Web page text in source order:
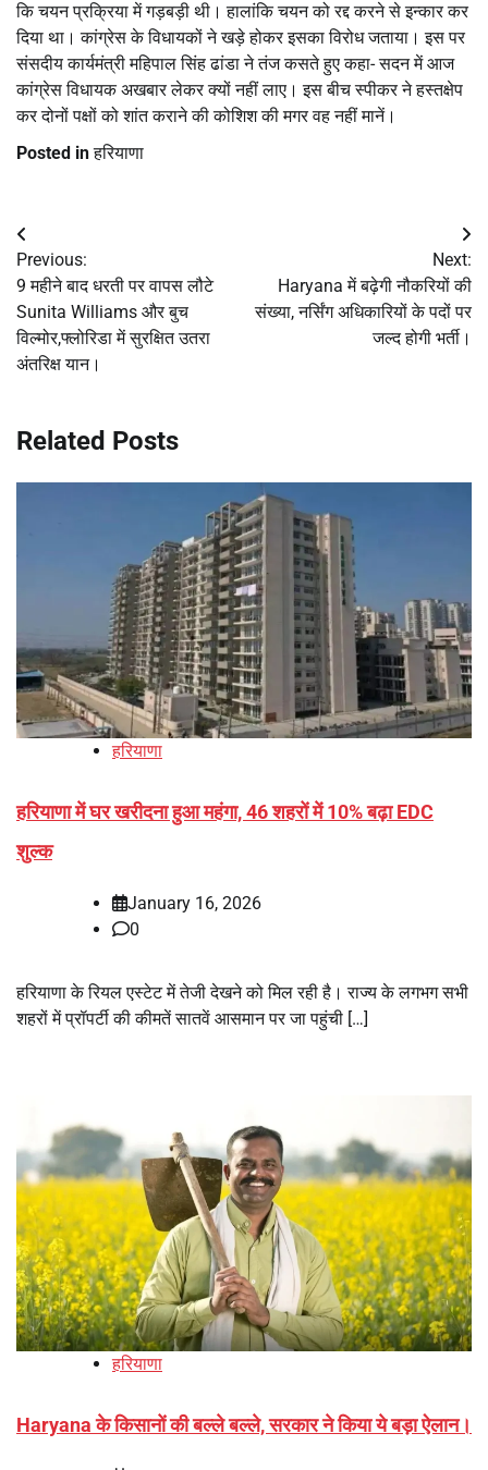
कि चयन प्रक्रिया में गड़बड़ी थी। हालांकि चयन को रद्द करने से इन्कार कर
दिया था। कांग्रेस के विधायकों ने खड़े होकर इसका विरोध जताया। इस पर
संसदीय कार्यमंत्री महिपाल सिंह ढांडा ने तंज कसते हुए कहा- सदन में आज
कांग्रेस विधायक अखबार लेकर क्यों नहीं लाए। इस बीच स्पीकर ने हस्तक्षेप
कर दोनों पक्षों को शांत कराने की कोशिश की मगर वह नहीं मानें।
Posted inहरियाणा
Post
navigation
Previous:
9 महीने बाद धरती पर वापस लौटे
Sunita Williams और बुच
विल्मोर,फ्लोरिडा में सुरक्षित उतरा
अंतरिक्ष यान।
Next:
Haryana में बढ़ेगी नौकरियों की
संख्या, नर्सिंग अधिकारियों के पदों पर
जल्द होगी भर्ती।
Related Posts
हरियाणा
हरियाणा में घर खरीदना हुआ महंगा, 46 शहरों में 10% बढ़ा EDC
शुल्क
January 16, 2026
0
हरियाणा के रियल एस्टेट में तेजी देखने को मिल रही है। राज्य के लगभग सभी
शहरों में प्रॉपर्टी की कीमतें सातवें आसमान पर जा पहुंची […]
हरियाणा
Haryana के किसानों की बल्ले बल्ले, सरकार ने किया ये बड़ा ऐलान।